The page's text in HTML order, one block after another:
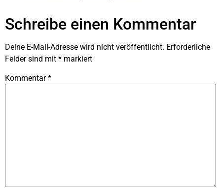
Schreibe einen Kommentar
Deine E-Mail-Adresse wird nicht veröffentlicht. Erforderliche
Felder sind mit * markiert
Kommentar*